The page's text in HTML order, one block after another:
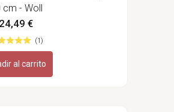
- Woll
24,49 €
(1)
al carrito